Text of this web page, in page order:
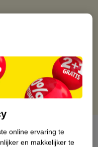
volgende dag in huis
online ervaring te
en makkelijker te